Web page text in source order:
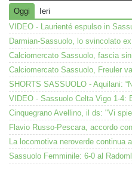
Oggi
Ieri